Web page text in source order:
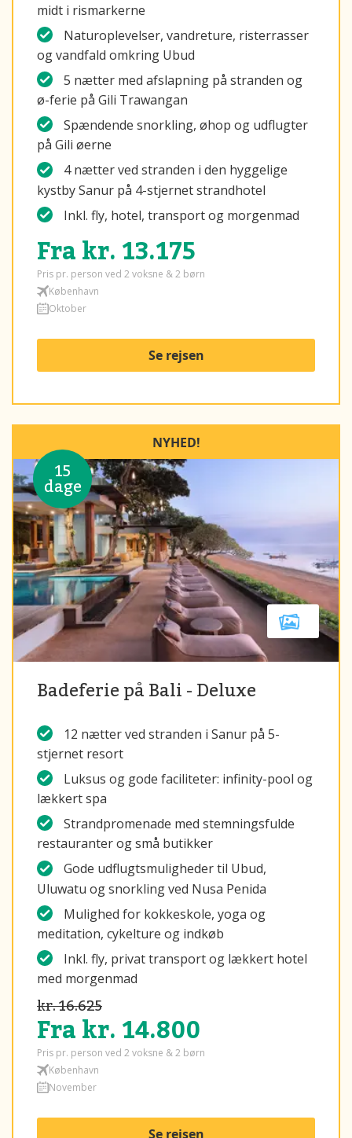
midt i rismarkerne
Naturoplevelser, vandreture, risterrasser
og vandfald omkring Ubud
5 nætter med afslapning på stranden og
ø-ferie på Gili Trawangan
Spændende snorkling, øhop og udflugter
på Gili øerne
4 nætter ved stranden i den hyggelige
kystby Sanur på 4-stjernet strandhotel
Inkl. fly, hotel, transport og morgenmad
Fra kr. 13.175
Pris pr. person ved 2 voksne & 2 børn
København
Oktober
Se rejsen
15
dage
NYHED!
Badeferie på Bali - Deluxe
12 nætter ved stranden i Sanur på 5-
stjernet resort
Luksus og gode faciliteter: infinity-pool og
lækkert spa
Strandpromenade med stemningsfulde
restauranter og små butikker
Gode udflugtsmuligheder til Ubud,
Uluwatu og snorkling ved Nusa Penida
Mulighed for kokkeskole, yoga og
meditation, cykelture og indkøb
Inkl. fly, privat transport og lækkert hotel
med morgenmad
kr. 16.625
Fra kr. 14.800
Pris pr. person ved 2 voksne & 2 børn
København
November
Se rejsen